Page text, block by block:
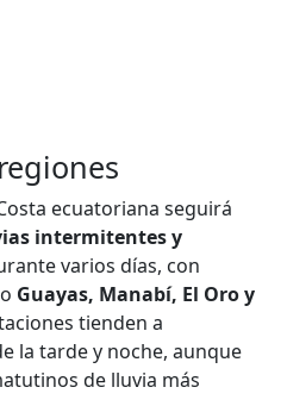
ecuatoriana seguirá
intermitentes y
varios días, con
Guayas, Manabí, El Oro y
tienden a
la tarde y noche, aunque
de lluvia más